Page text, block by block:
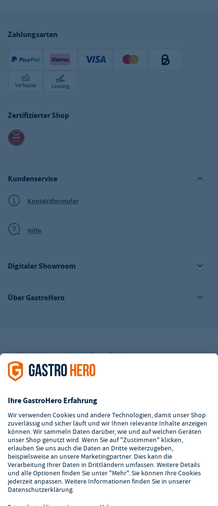
Zahlungsarten
Zertifizierter Shop
Über GastroHero
Digitaler Showroom
Kundenservice
Kontaktformular
Hilfe
Alle Abbildungen ähnlich. Einige Zahlungsarten
könnenZusatzkostenverursachen.
² Unverbindl. Preisempfehlung des Herstellers
i.H.v. 7,90€ (zzgl. Mwst.)
**Die Tiefpreisgarantie ist nicht mit anderen Aktionen oder
Rabatten kombinierbar.